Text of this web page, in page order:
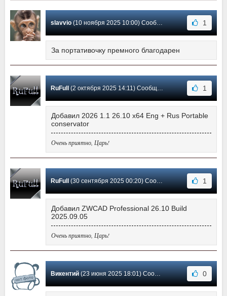
slavvio(10 ноября 2025 10:00) Сообщение #103 1
За портативочку премного благодарен
RuFull (2 октября 2025 14:11) Сообщение #102 1
Добавил 2026 1.1 26.10 x64 Eng + Rus Portable
conservator
Очень приятно, Царь!
RuFull (30 сентября 2025 00:20) Сообщение #101 1
Добавил ZWCAD Professional 26.10 Build
2025.09.05
Очень приятно, Царь!
Викентий(23 июня 2025 18:01) Сообщение #100 0